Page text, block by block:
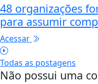
48 organizações
para assumir
Acessar
Todas as postagens
Não possui uma